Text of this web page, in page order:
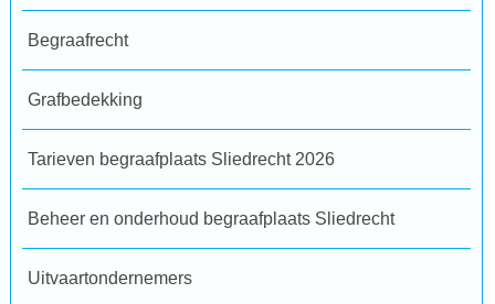
Begraafrecht
Grafbedekking
Tarieven begraafplaats Sliedrecht 2026
Beheer en onderhoud begraafplaats Sliedrecht
Uitvaartondernemers